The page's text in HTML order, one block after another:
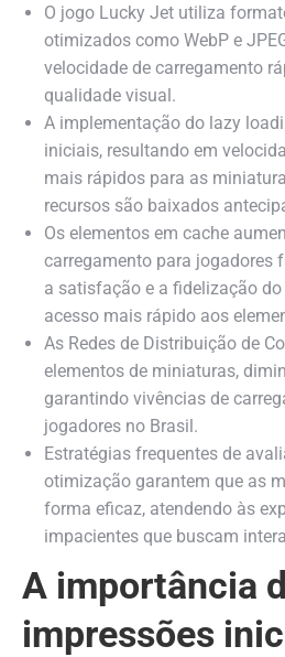
O jogo Lucky Jet utiliza
otimizados como WebP e
velocidade de carregamento
qualidade visual.
A implementação do lazy
iniciais, resultando em
mais rápidos para as
recursos são baixados
Os elementos em cache
carregamento para jogadores
a satisfação e a fidelização
acesso mais rápido aos
As Redes de Distribuição de
elementos de miniaturas,
garantindo vivências de
jogadores no Brasil.
Estratégias frequentes de
otimização garantem que as
forma eficaz, atendendo às
impacientes que buscam
A importância
impressões